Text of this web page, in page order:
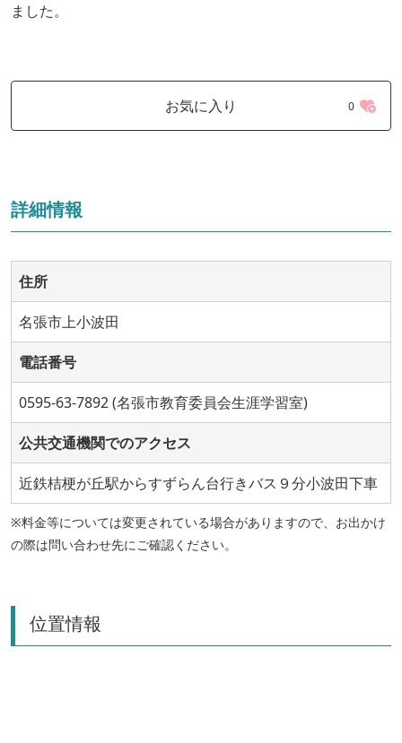
ました。
お気に入り 0
詳細情報
住所
名張市上小波田
電話番号
0595-63-7892 (名張市教育委員会生涯学習室)
公共交通機関でのアクセス
近鉄桔梗が丘駅からすずらん台行きバス９分小波田下車
※料金等については変更されている場合がありますので、お出かけ
の際は問い合わせ先にご確認ください。
位置情報